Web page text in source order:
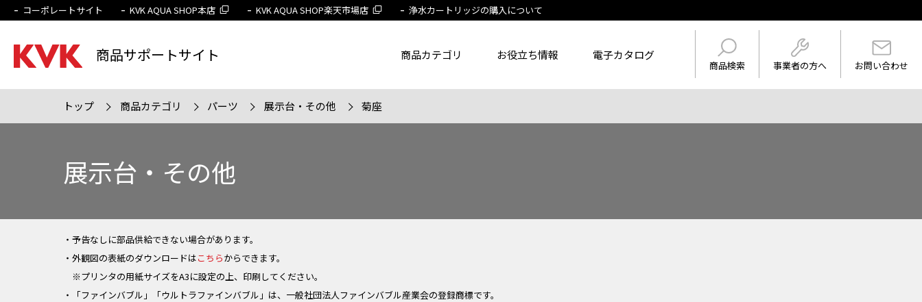
商品サポートサイト
商品検索 事業者の方へ お問い合わせ
商品カテゴリ お役立ち情報 電子カタログ
コーポレートサイト KVK AQUA SHOP本店 KVK AQUA SHOP楽天市場店 浄水カートリッジの購入について
トップ 商品カテゴリ パーツ 展示台・その他 菊座
展示台・その他
・予告なしに部品供給できない場合があります。
・外観図の表紙のダウンロードはこちらからできます。
※プリンタの用紙サイズをA3に設定の上、印刷してください。
・「ファインバブル」「ウルトラファインバブル」は、一般社団法人ファインバブル産業会の登録商標です。